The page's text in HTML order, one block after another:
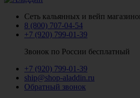
Сеть кальянных и вейп
8 (800) 707-04-54
+7 (920) 799-01-39
Звонок по России бесплатный
+7 (920) 799-01-39
ship@shop-aladdin.ru
Обратный звонок